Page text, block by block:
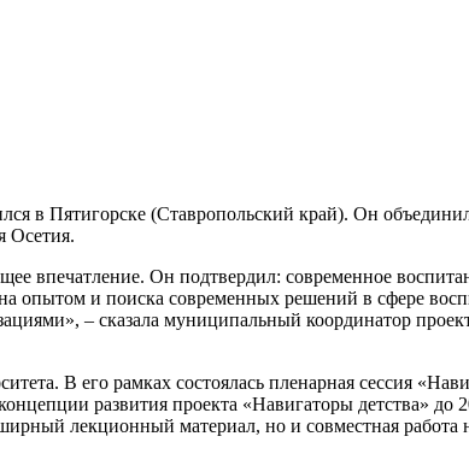
в Пятигорске (Ставропольский край). Он объединил
Осетия.
впечатление. Он подтвердил: современное
опытом и поиска современных решений в сфере
– сказала муниципальный координатор
В его рамках состоялась пленарная сессия
развития проекта «Навигаторы детства»
лекционный материал, но и совместная